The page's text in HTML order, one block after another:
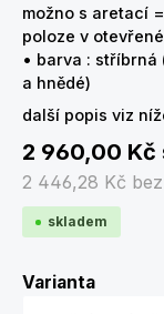
možno s aretací
poloze v
• barva : stříbrná
a hnědé)
další popis viz
2 960,00 Kč
2 446,28 Kč
skladem
VariantaZvolte